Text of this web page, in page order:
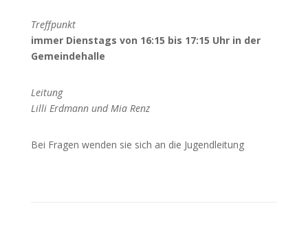
Treffpunkt
immer Dienstags von 16:15 bis 17:15 Uhr in der
Gemeindehalle
Leitung
Lilli Erdmann und Mia Renz
Bei Fragen wenden sie sich an die Jugendleitung